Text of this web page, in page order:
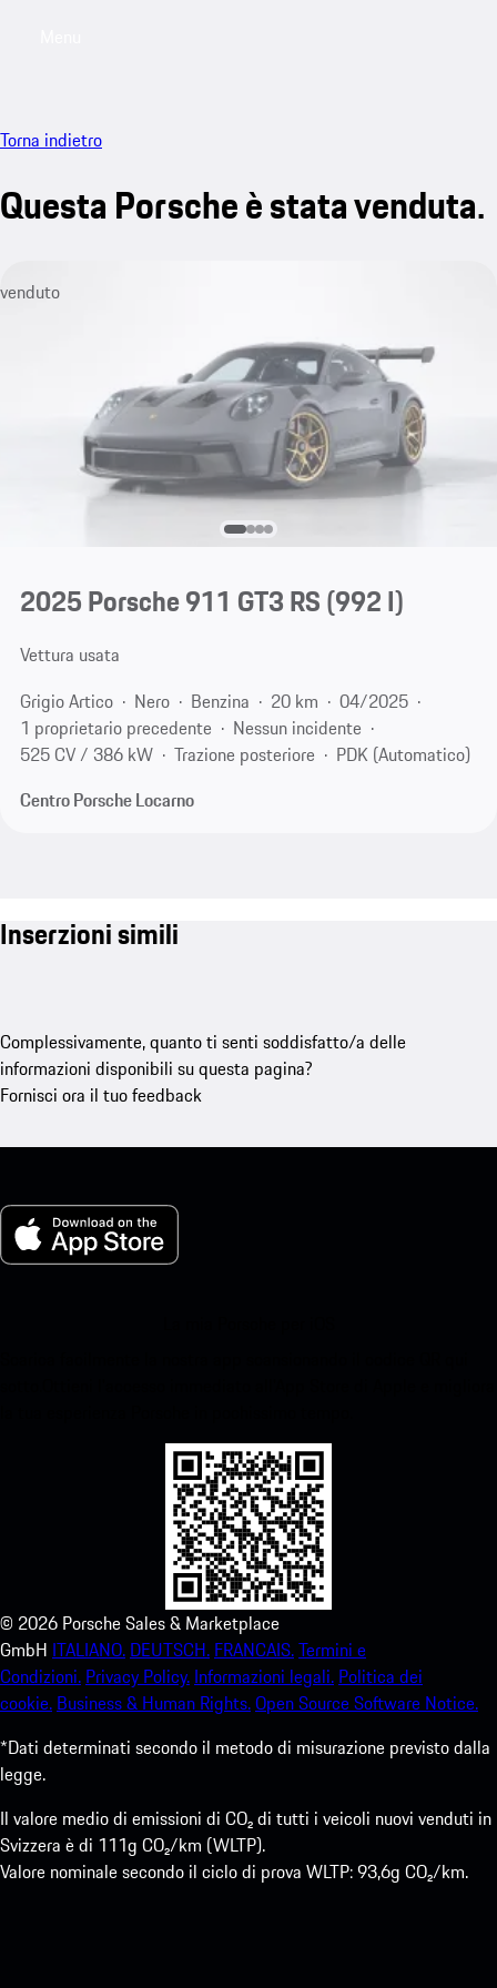
Torna indietro
Questa Porsche è stata venduta.
venduto
2025 Porsche 911 GT3 RS(992 I)
Vettura usata
Grigio Artico
Nero Benzina 20 km
04/2025
1 proprietario precedente
Nessun incidente
525 CV / 386 kW
Trazione posteriore
PDK (Automatico)
Centro Porsche Locarno
Inserzioni simili
Complessivamente, quanto ti senti soddisfatto/a delle
informazioni disponibili su questa pagina?
Fornisci ora il tuo feedback
© 2026 Porsche Sales & Marketplace
GmbH ITALIANO. DEUTSCH. FRANCAIS.Termini e
Condizioni. Privacy Policy. Informazioni legali. Politica dei
cookie. Business & Human Rights.Open Source Software Notice.
*Dati determinati secondo il metodo di misurazione previsto dalla
legge.
Il valore medio di emissioni di CO₂ di tutti i veicoli nuovi venduti in
Svizzera è di 111g CO₂/km (WLTP).
Valore nominale secondo il ciclo di prova WLTP: 93,6g CO₂/km.